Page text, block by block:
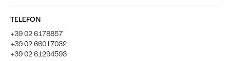
TELEFON
+39 02 6178857
+39 02 66017032
+39 02 61294593